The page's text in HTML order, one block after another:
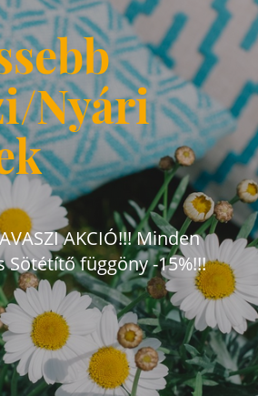
Nyári
AKCIÓ!!! Minden
Sötétítő függöny -15%!!!